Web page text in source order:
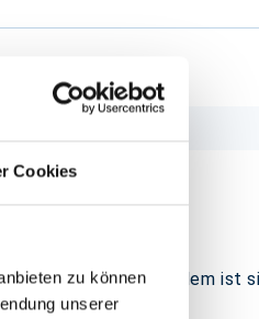
Cookies
zu können
unserer
haftend ist. Zudem ist